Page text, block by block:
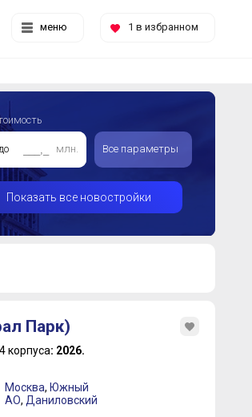
меню 1 в избранном
млн. Все параметры
Показать все новостройки
Парк)
корпуса: 2026.
Москва, Южный
АО, Даниловский